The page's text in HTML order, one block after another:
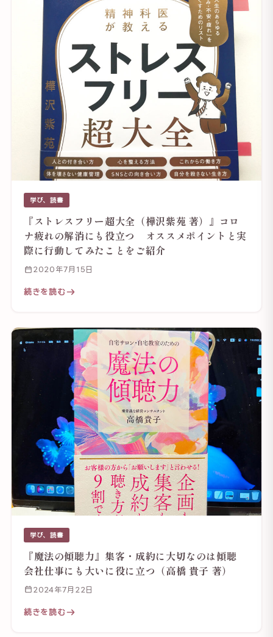
学び、読書
『ストレスフリー超大全（樺沢紫苑 著）』コロ
ナ疲れの解消にも役立つ オススメポイントと実
際に行動してみたことをご紹介
2020年7月15日
続きを読む
学び、読書
『魔法の傾聴力』集客・成約に大切なのは傾聴
会社仕事にも大いに役に立つ（高橋 貴子 著）
2024年7月22日
続きを読む